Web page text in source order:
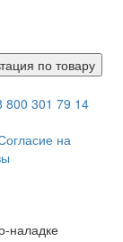
по товару
800 301 79 14
на
наладке